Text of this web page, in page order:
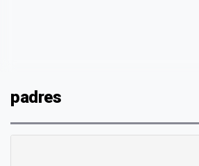
padres